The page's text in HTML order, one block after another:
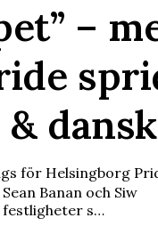
–
för Helsingborg
Banan och Siw
festligheter s…